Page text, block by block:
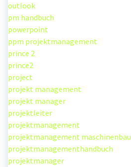
outlook
pm handbuch
powerpoint
ppm projektmanagement
prince 2
prince2
project
projekt management
projekt manager
projektleiter
projektmanagement
projektmanagement maschinenbau
projektmanagementhandbuch
projektmanager